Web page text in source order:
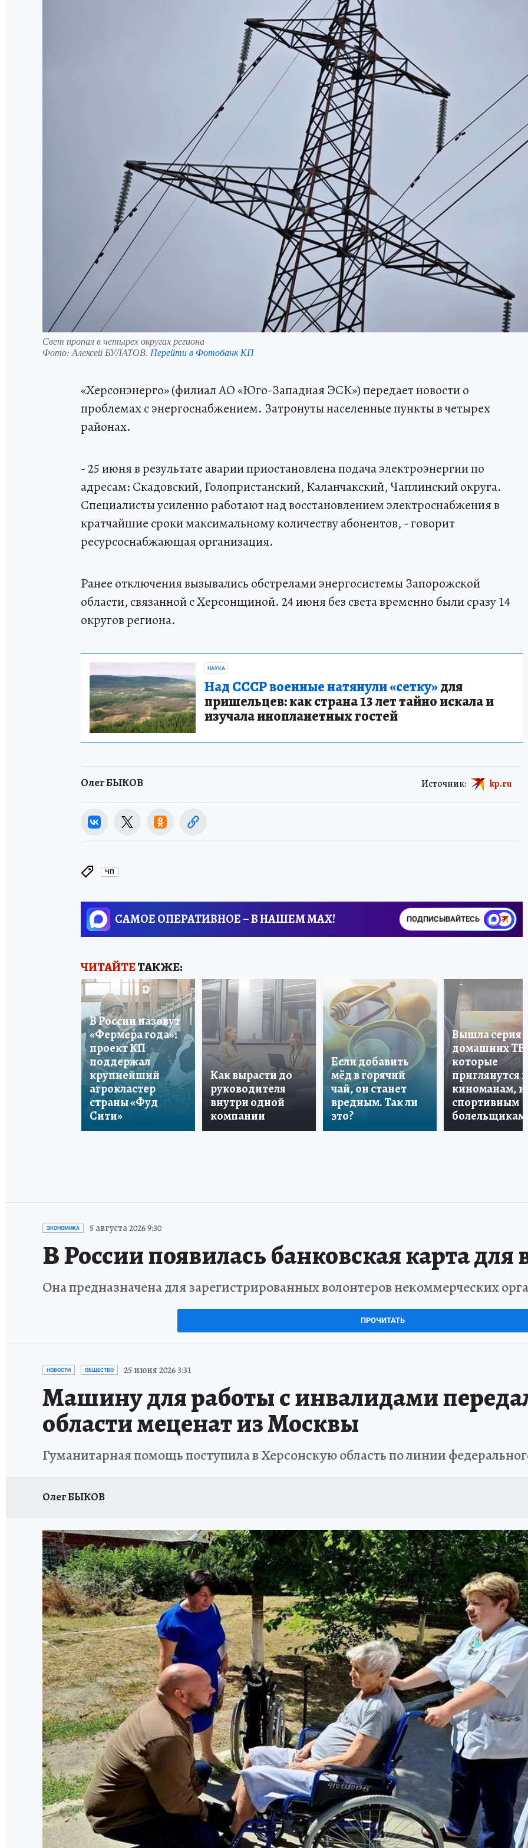
Свет пропал в четырех округах региона
Фото: Алексей БУЛАТОВ. Перейти в Фотобанк КП
«Херсонэнерго» (филиал АО «Юго-Западная ЭСК») передает новости о
проблемах с энергоснабжением. Затронуты населенные пункты в четырех
районах.
- 25 июня в результате аварии приостановлена подача электроэнергии по
адресам: Скадовский, Голопристанский, Каланчакский, Чаплинский округа.
Специалисты усиленно работают над восстановлением электроснабжения в
кратчайшие сроки максимальному количеству абонентов, - говорит
ресурсоснабжающая организация.
Ранее отключения вызывались обстрелами энергосистемы Запорожской
области, связанной с Херсонщиной. 24 июня без света временно были сразу 14
округов региона.
НАУКА
Над СССР военные натянули «сетку»для
пришельцев: как страна 13 лет тайно искала и
изучала инопланетных гостей
Олег БЫКОВ Источник: kp.ru
ЧП
САМОЕ ОПЕРАТИВНОЕ – В НАШЕМ MAX! ПОДПИСЫВАЙТЕСЬ
ЧИТАЙТЕТАКЖЕ:
В России назовут
«Фермера года»:
проект КП
поддержал
крупнейший
агрокластер
страны «Фуд
Сити»
Как вырасти до
руководителя
внутри одной
компании
Если добавить
мёд в горячий
чай, он станет
вредным. Так ли
это?
Вышла серия
домашних ТВ,
которые
приглянутся и
киноманам, и
спортивным
болельщикам
ЭКОНОМИКА 5 августа 2026 9:30
В России появилась банковская карта для
Она предназначена для зарегистрированных волонтеров некоммерческих
ПРОЧИТАТЬ
НОВОСТИ ОБЩЕСТВО 25 июня 2026 3:31
Машину для работы с инвалидами
области меценат из Москвы
Гуманитарная помощь поступила в Херсонскую область по линии
Олег БЫКОВ